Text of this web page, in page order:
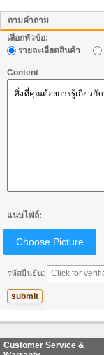
ถามคำถาม
เลือกหัวข้อ:
รายละเอียดสินค้า
Content:
แนบไฟล์:
Choose Picture
รหัสยืนยัน:
Customer Service &